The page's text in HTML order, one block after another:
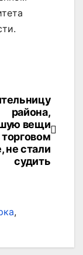
района,
вещи
торговом
не стали
судить
,